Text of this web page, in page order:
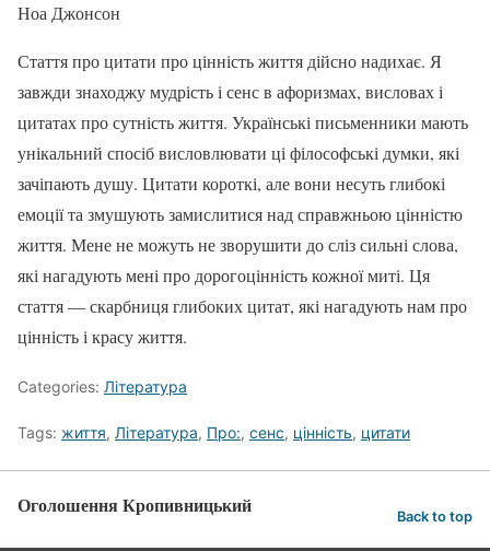
Ноа Джонсон
Стаття про цитати про цінність життя дійсно надихає. Я
завжди знаходжу мудрість і сенс в афоризмах, висловах і
цитатах про сутність життя. Українські письменники мають
унікальний спосіб висловлювати ці філософські думки, які
зачіпають душу. Цитати короткі, але вони несуть глибокі
емоції та змушують замислитися над справжньою цінністю
життя. Мене не можуть не зворушити до сліз сильні слова,
які нагадують мені про дорогоцінність кожної миті. Ця
стаття — скарбниця глибоких цитат, які нагадують нам про
цінність і красу життя.
Categories: Література
Tags: життя, Література, Про:, сенс, цінність, цитати
Оголошення Кропивницький Back to top